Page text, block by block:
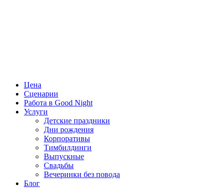
Цена
Сценарии
Работа в Good Night
Услуги
Детские праздники
Дни рождения
Корпоративы
Тимбилдинги
Выпускные
Свадьбы
Вечеринки без повода
Блог